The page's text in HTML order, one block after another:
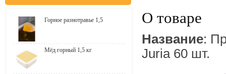
О товаре
Название:
Juria 60 шт.
Горное разнотравье 1,5
Мёд горный 1,5 кг